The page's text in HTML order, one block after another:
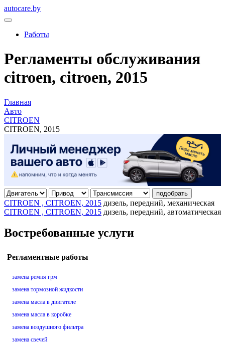
autocare.by
Работы
Регламенты обслуживания
citroen, citroen, 2015
Главная
Авто
CITROEN
CITROEN, 2015
подобрать
CITROEN , CITROEN, 2015 дизель, передний, механическая
CITROEN , CITROEN, 2015 дизель, передний, автоматическая
Востребованные услуги
Регламентные работы
замена ремня грм
замена тормозной жидкости
замена масла в двигателе
замена масла в коробке
замена воздушного фильтра
замена свечей